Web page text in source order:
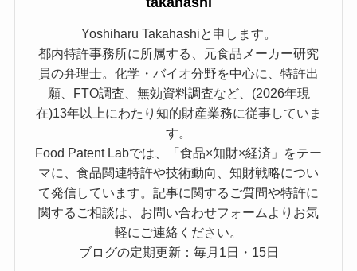
Yoshiharu Takahashiと申します。
都内特許事務所に所属する、元食品メーカー研究
員の弁理士。化学・バイオ分野を中心に、特許出
願、FTO調査、無効資料調査など、(2026年現
在)13年以上にわたり知的財産業務に従事していま
す。
Food Patent Labでは、「食品×知財×経済」をテー
マに、食品関連特許や技術動向、知財戦略につい
て発信しています。記事に関するご質問や特許に
関するご相談は、お問い合わせフォームよりお気
軽にご連絡ください。
ブログの定期更新：毎月1日・15日